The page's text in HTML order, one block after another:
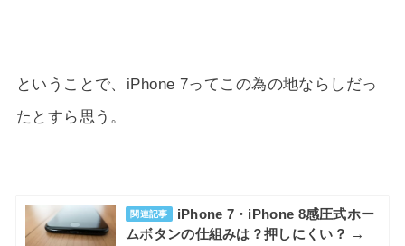
ということで、iPhone 7ってこの為の地ならしだっ
たとすら思う。
関連記事
iPhone 7・iPhone 8感圧式ホー
ムボタンの仕組みは？押しにくい？ →